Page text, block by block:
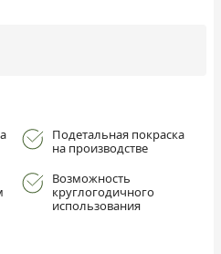
Подетальная покраска
на производстве
Возможность
круглогодичного
использования